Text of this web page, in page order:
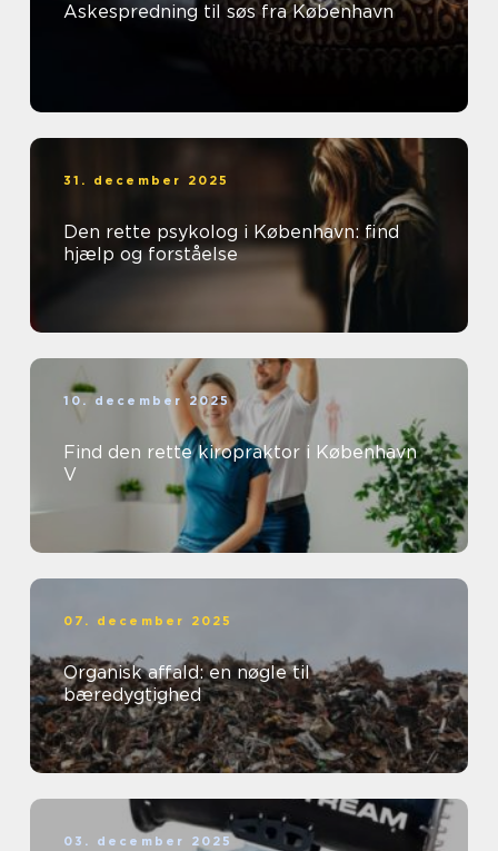
Askespredning til søs fra København
31. december 2025
Den rette psykolog i København: find
hjælp og forståelse
10. december 2025
Find den rette kiropraktor i København
V
07. december 2025
Organisk affald: en nøgle til
bæredygtighed
03. december 2025